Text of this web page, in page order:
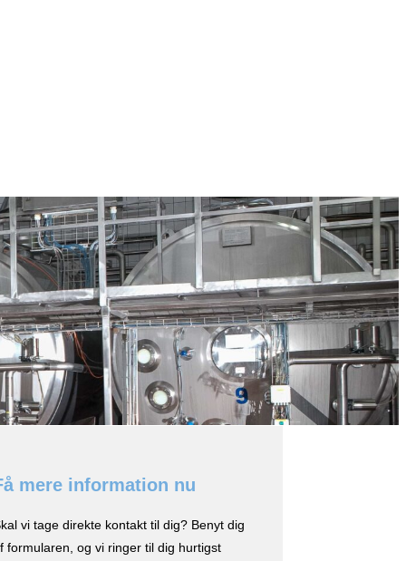
mere information nu
vi tage direkte kontakt til dig? Benyt dig
formularen, og vi ringer til dig hurtigst